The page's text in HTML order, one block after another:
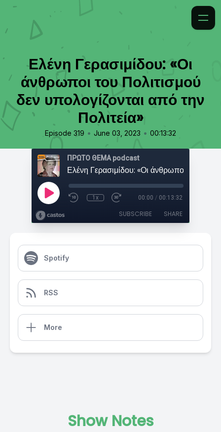
Ελένη Γερασιμίδου: «Οι
άνθρωποι του Πολιτισμού
δεν υπολογίζονται από την
Πολιτεία»
Episode 319 • June 03, 2023 • 00:13:32
ΠΡΩΤΟ ΘΕΜΑ podcast
1x 00:00 / 00:13:32
SUBSCRIBE SHARE
Spotify
RSS
More
Show Notes